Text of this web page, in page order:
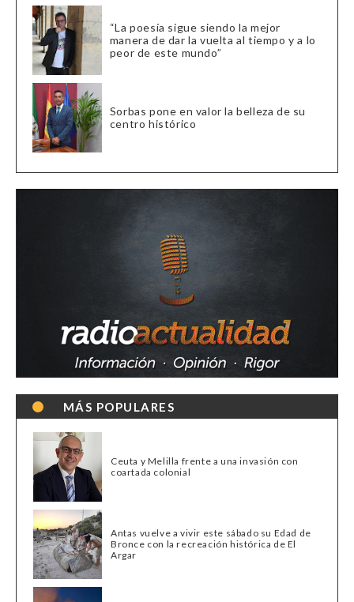
“La poesía sigue siendo la mejor
manera de dar la vuelta al tiempo y a lo
peor de este mundo”
Sorbas pone en valor la belleza de su
centro histórico
MÁS POPULARES
Ceuta y Melilla frente a una invasión con
coartada colonial
Antas vuelve a vivir este sábado su Edad de
Bronce con la recreación histórica de El
Argar